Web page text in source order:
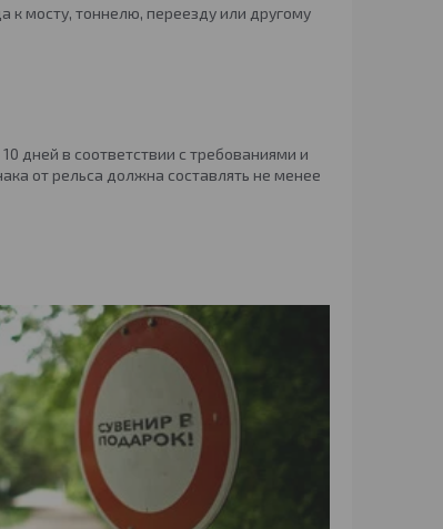
к мосту, тоннелю, переезду или другому
дней в соответствии с требованиями и
от рельса должна составлять не менее